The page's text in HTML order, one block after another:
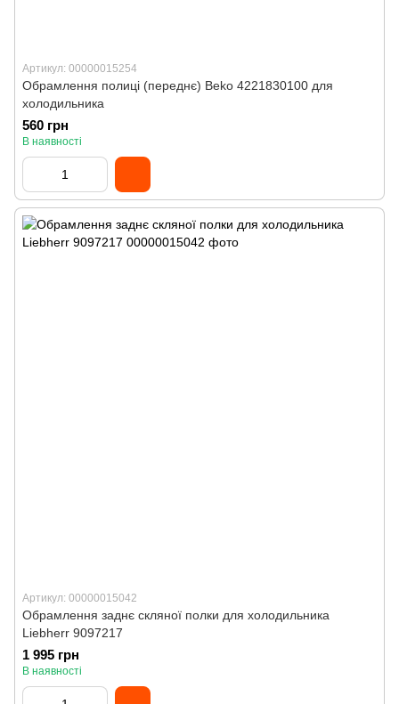
Артикул: 00000015254
Обрамлення полиці (переднє) Beko 4221830100 для
холодильника
560 грн
В наявності
Артикул: 00000015042
Обрамлення заднє скляної полки для холодильника
Liebherr 9097217
1 995 грн
В наявності